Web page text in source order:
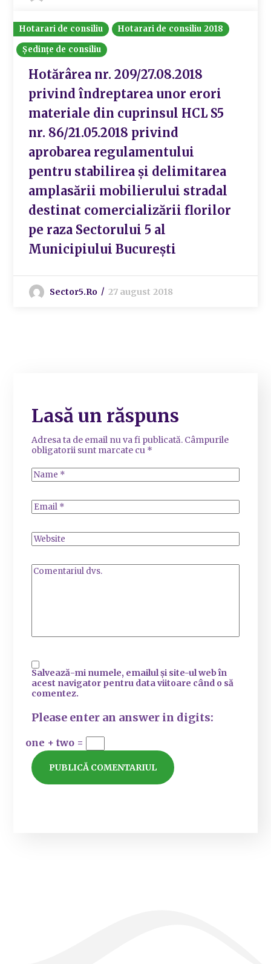
Hotarari de consiliu
Hotarari de consiliu 2018
Ședințe de consiliu
Hotărârea nr. 209/27.08.2018
privind îndreptarea unor erori
materiale din cuprinsul HCL S5
nr. 86/21.05.2018 privind
aprobarea regulamentului
pentru stabilirea și delimitarea
amplasării mobilierului stradal
destinat comercializării florilor
pe raza Sectorului 5 al
Municipiului București
Sector5.ro 27 august 2018
Lasă un răspuns
Adresa ta de email nu va fi publicată. Câmpurile
obligatorii sunt marcate cu *
Salvează-mi numele, emailul și site-ul web în
acest navigator pentru data viitoare când o să
comentez.
Please enter an answer in digits:
one + two =